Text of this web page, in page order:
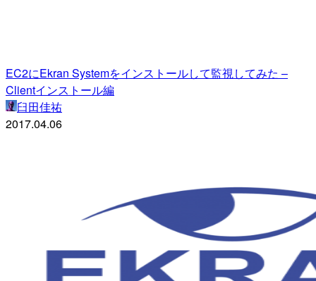
EC2にEkran Systemをインストールして監視してみた –
Clientインストール編
臼田佳祐
2017.04.06